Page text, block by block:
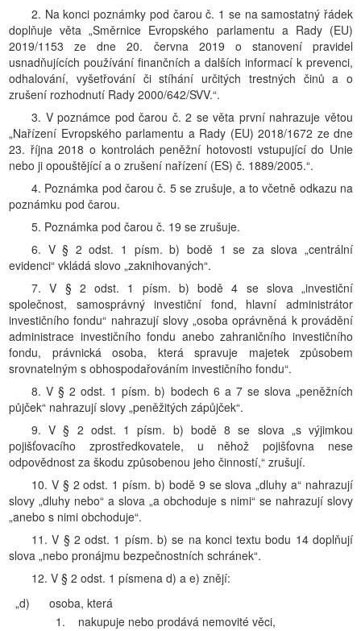
2. Na konci poznámky pod čarou č. 1 se na samostatný řádek
doplňuje věta „Směrnice Evropského parlamentu a Rady (EU)
2019/1153 ze dne 20. června 2019 o stanovení pravidel
usnadňujících používání finančních a dalších informací k prevenci,
odhalování, vyšetřování či stíhání určitých trestných činů a o
zrušení rozhodnutí Rady 2000/642/SVV.“.
3. V poznámce pod čarou č. 2 se věta první nahrazuje větou
„Nařízení Evropského parlamentu a Rady (EU) 2018/1672 ze dne
23. října 2018 o kontrolách peněžní hotovosti vstupující do Unie
nebo ji opouštějící a o zrušení nařízení (ES) č. 1889/2005.“.
4. Poznámka pod čarou č. 5 se zrušuje, a to včetně odkazu na
poznámku pod čarou.
5. Poznámka pod čarou č. 19 se zrušuje.
6. V § 2 odst. 1 písm. b) bodě 1 se za slova „centrální
evidenci“ vkládá slovo „zaknihovaných“.
7. V § 2 odst. 1 písm. b) bodě 4 se slova „investiční
společnost, samosprávný investiční fond, hlavní administrátor
investičního fondu“ nahrazují slovy „osoba oprávněná k provádění
administrace investičního fondu anebo zahraničního investičního
fondu, právnická osoba, která spravuje majetek způsobem
srovnatelným s obhospodařováním investičního fondu“.
8. V § 2 odst. 1 písm. b) bodech 6 a 7 se slova „peněžních
půjček“ nahrazují slovy „peněžitých zápůjček“.
9. V § 2 odst. 1 písm. b) bodě 8 se slova „s výjimkou
pojišťovacího zprostředkovatele, u něhož pojišťovna nese
odpovědnost za škodu způsobenou jeho činností,“ zrušují.
10. V § 2 odst. 1 písm. b) bodě 9 se slova „dluhy a“ nahrazují
slovy „dluhy nebo“ a slova „a obchoduje s nimi“ se nahrazují slovy
„anebo s nimi obchoduje“.
11. V § 2 odst. 1 písm. b) se na konci textu bodu 14 doplňují
slova „nebo pronájmu bezpečnostních schránek“.
12. V § 2 odst. 1 písmena d) a e) znějí:
„d)
osoba, která
1.
nakupuje nebo prodává nemovité věci,